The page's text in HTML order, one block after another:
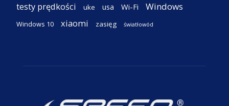
testy prędkości uke usa Wi-Fi Windows
Windows 10 xiaomi zasięg światłowód